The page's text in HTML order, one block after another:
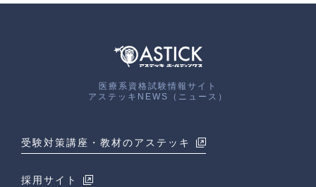
医療系資格試験情報サイト
アステッキNEWS（ニュース）
受験対策講座・教材のアステッキ
採用サイト